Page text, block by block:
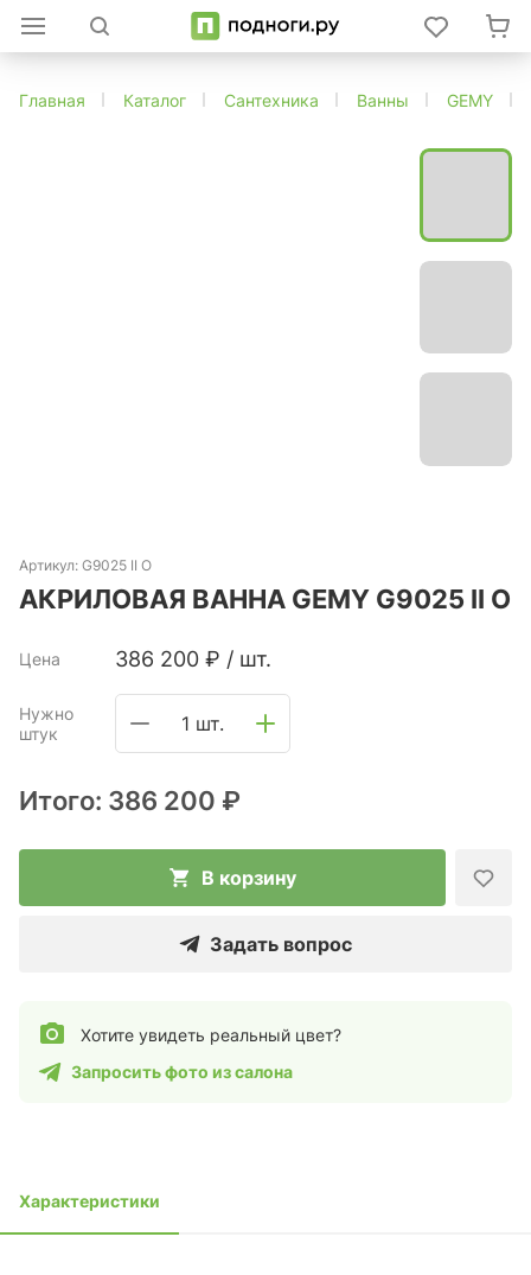
Главная Каталог Сантехника Ванны GEMY
Артикул: G9025 II O
АКРИЛОВАЯ ВАННА GEMY G9025 II O
Цена 386 200 ₽ / шт.
Нужно
штук
1 шт.
Итого: 386 200 ₽
В корзину
Задать вопрос
Хотите увидеть реальный цвет?
Запросить фото из салона
Характеристики